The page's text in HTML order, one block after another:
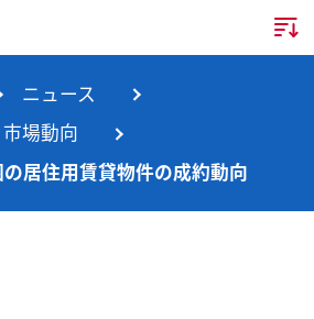
トップページ
企業情報
ニュース
市場動向
居住用賃貸物件の成約動向